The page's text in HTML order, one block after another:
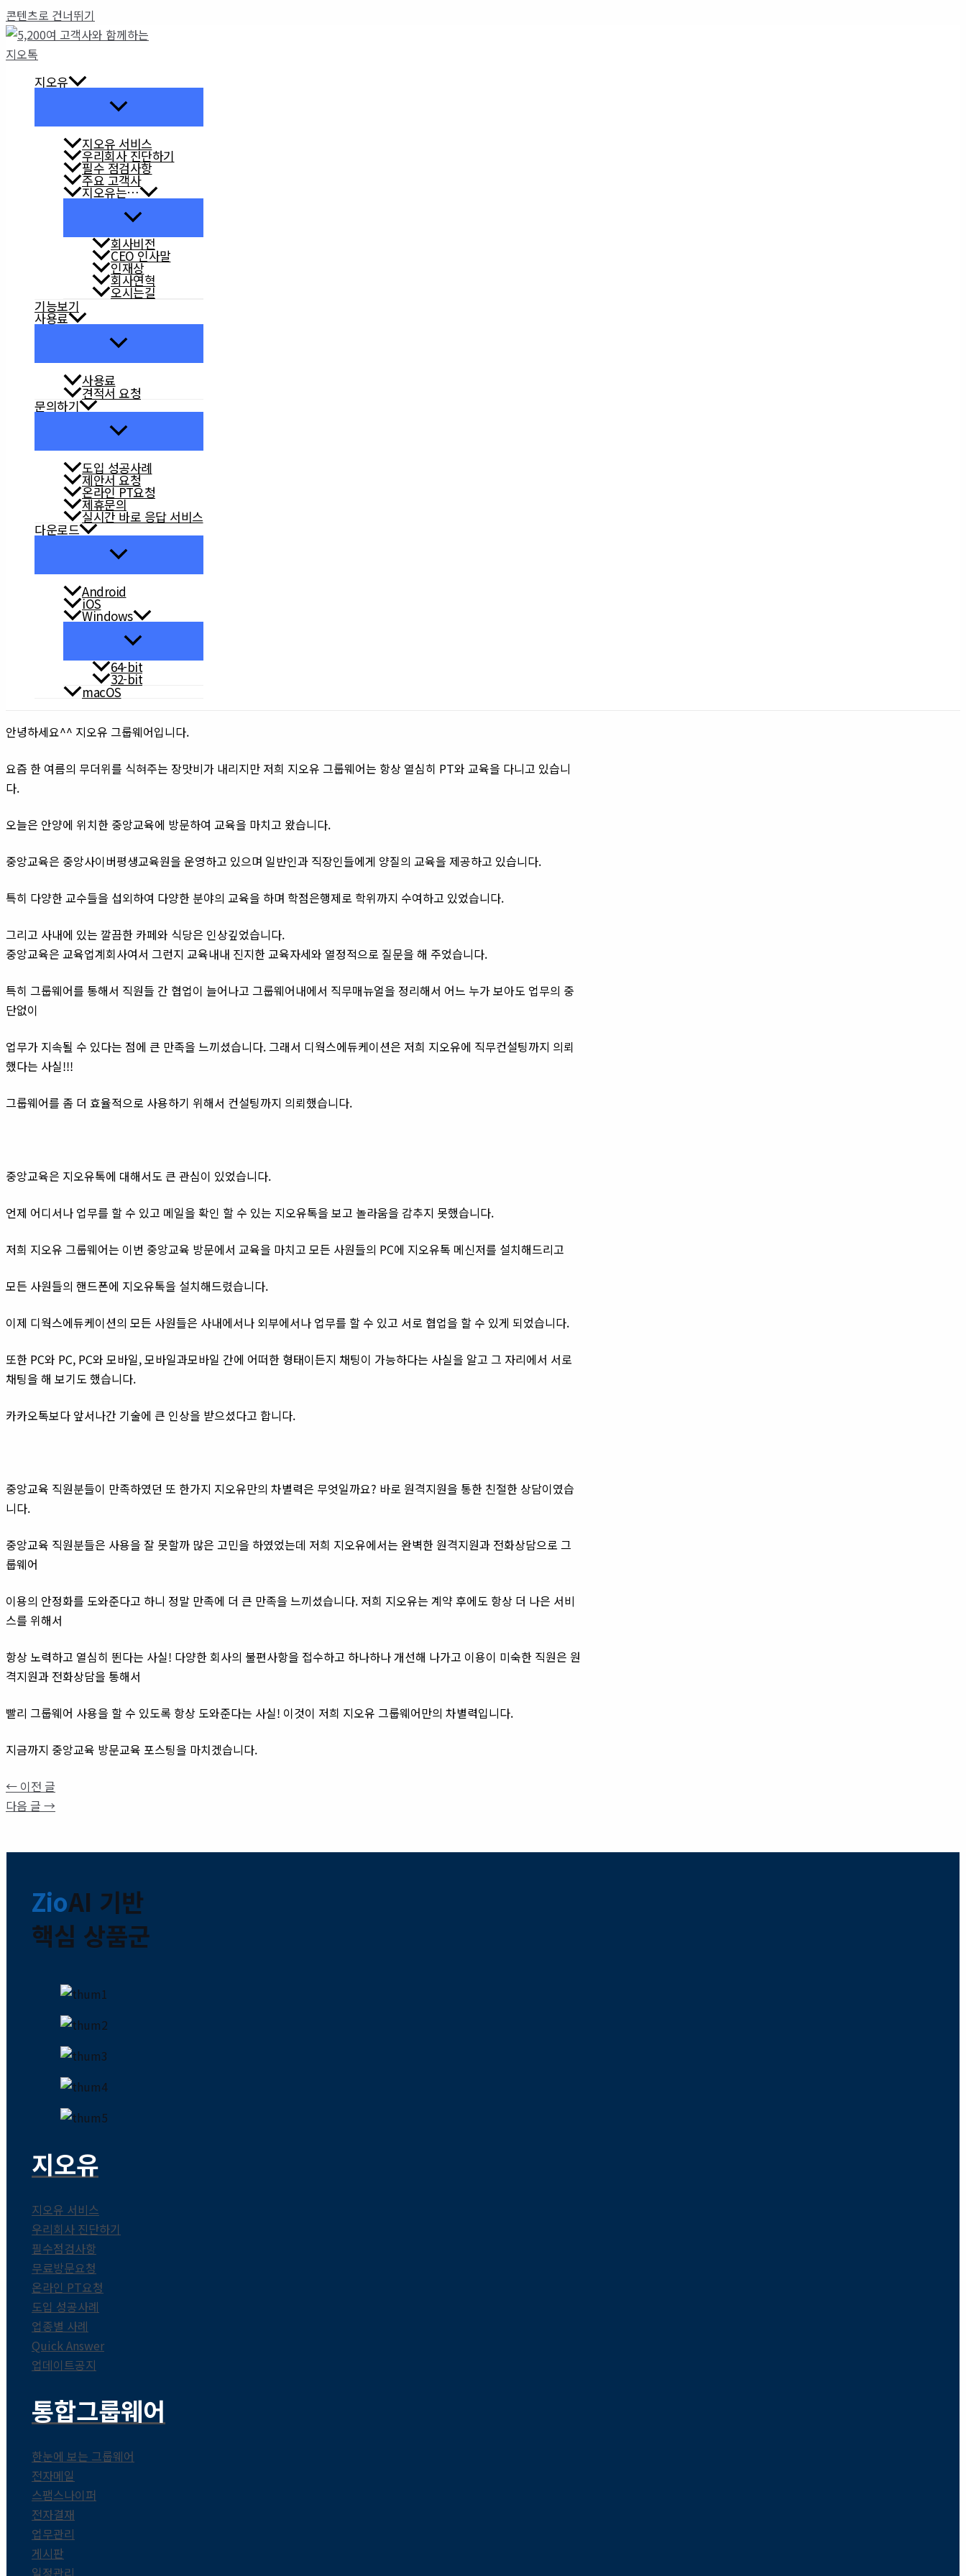
콘텐츠로 건너뛰기
지오유
지오유 서비스
우리회사 진단하기
필수 점검사항
주요 고객사
지오유는…
회사비전
CEO 인사말
인재상
회사연혁
오시는길
기능보기
사용료
사용료
견적서 요청
문의하기
도입 성공사례
제안서 요청
온라인 PT요청
제휴문의
실시간 바로 응답 서비스
다운로드
Android
iOS
Windows
64-bit
32-bit
macOS
안녕하세요^^ 지오유 그룹웨어입니다.
요즘 한 여름의 무더위를 식혀주는 장맛비가 내리지만 저희 지오유 그룹웨어는 항상 열심히 PT와 교육을 다니고 있습니
다.
오늘은 안양에 위치한 중앙교육에 방문하여 교육을 마치고 왔습니다.
중앙교육은 중앙사이버평생교육원을 운영하고 있으며 일반인과 직장인들에게 양질의 교육을 제공하고 있습니다.
특히 다양한 교수들을 섭외하여 다양한 분야의 교육을 하며 학점은행제로 학위까지 수여하고 있었습니다.
그리고 사내에 있는 깔끔한 카페와 식당은 인상깊었습니다.
중앙교육은 교육업계회사여서 그런지 교육내내 진지한 교육자세와 열정적으로 질문을 해 주었습니다.
특히 그룹웨어를 통해서 직원들 간 협업이 늘어나고 그룹웨어내에서 직무매뉴얼을 정리해서 어느 누가 보아도 업무의 중
단없이
업무가 지속될 수 있다는 점에 큰 만족을 느끼셨습니다. 그래서 디웍스에듀케이션은 저희 지오유에 직무컨설팅까지 의뢰
했다는 사실!!!
그룹웨어를 좀 더 효율적으로 사용하기 위해서 컨설팅까지 의뢰했습니다.
중앙교육은 지오유톡에 대해서도 큰 관심이 있었습니다.
언제 어디서나 업무를 할 수 있고 메일을 확인 할 수 있는 지오유톡을 보고 놀라움을 감추지 못했습니다.
저희 지오유 그룹웨어는 이번 중앙교육 방문에서 교육을 마치고 모든 사원들의 PC에 지오유톡 메신저를 설치해드리고
모든 사원들의 핸드폰에 지오유톡을 설치해드렸습니다.
이제 디웍스에듀케이션의 모든 사원들은 사내에서나 외부에서나 업무를 할 수 있고 서로 협업을 할 수 있게 되었습니다.
또한 PC와 PC, PC와 모바일, 모바일과모바일 간에 어떠한 형태이든지 채팅이 가능하다는 사실을 알고 그 자리에서 서로
채팅을 해 보기도 했습니다.
카카오톡보다 앞서나간 기술에 큰 인상을 받으셨다고 합니다.
중앙교육 직원분들이 만족하였던 또 한가지 지오유만의 차별력은 무엇일까요? 바로 원격지원을 통한 친절한 상담이였습
니다.
중앙교육 직원분들은 사용을 잘 못할까 많은 고민을 하였었는데 저희 지오유에서는 완벽한 원격지원과 전화상담으로 그
룹웨어
이용의 안정화를 도와준다고 하니 정말 만족에 더 큰 만족을 느끼셨습니다. 저희 지오유는 계약 후에도 항상 더 나은 서비
스를 위해서
항상 노력하고 열심히 뛴다는 사실! 다양한 회사의 불편사항을 접수하고 하나하나 개선해 나가고 이용이 미숙한 직원은 원
격지원과 전화상담을 통해서
빨리 그룹웨어 사용을 할 수 있도록 항상 도와준다는 사실! 이것이 저희 지오유 그룹웨어만의 차별력입니다.
지금까지 중앙교육 방문교육 포스팅을 마치겠습니다.
← 이전 글
다음 글 →
ZioAI 기반
핵심 상품군
지오유
지오유 서비스
우리회사 진단하기
필수점검사항
무료방문요청
온라인 PT요청
도입 성공사례
업종별 사례
Quick Answer
업데이트공지
통합그룹웨어
한눈에 보는 그룹웨어
전자메일
스팸스나이퍼
전자결재
업무관리
게시판